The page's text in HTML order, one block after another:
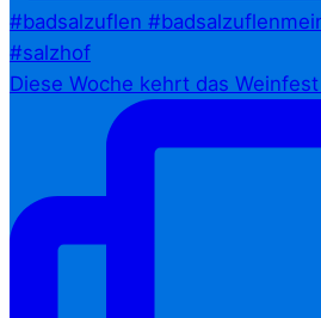
Diese Woche kehrt das